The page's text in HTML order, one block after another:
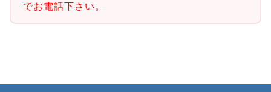
でお電話下さい。